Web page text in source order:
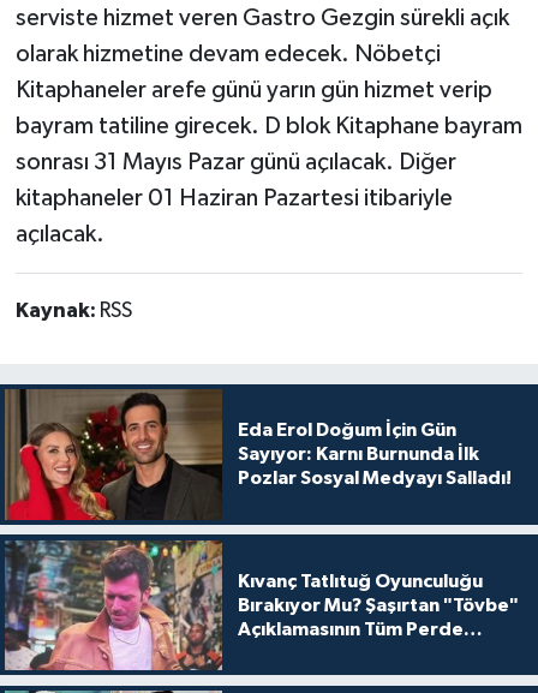
serviste hizmet veren Gastro Gezgin sürekli açık
olarak hizmetine devam edecek. Nöbetçi
Kitaphaneler arefe günü yarın gün hizmet verip
bayram tatiline girecek. D blok Kitaphane bayram
sonrası 31 Mayıs Pazar günü açılacak. Diğer
kitaphaneler 01 Haziran Pazartesi itibariyle
açılacak.
Kaynak: RSS
Eda Erol Doğum İçin Gün
Sayıyor: Karnı Burnunda İlk
Pozlar Sosyal Medyayı Salladı!
Kıvanç Tatlıtuğ Oyunculuğu
Bırakıyor Mu? Şaşırtan "Tövbe"
Açıklamasının Tüm Perde